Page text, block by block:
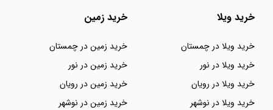
خرید ویلا
خرید ویلا در چمستان
خرید ویلا در نور
خرید ویلا در رویان
خرید ویلا در نوشهر
خرید زمین
خرید زمین در چمستان
خرید زمین در نور
خرید زمین در رویان
خرید زمین در نوشهر